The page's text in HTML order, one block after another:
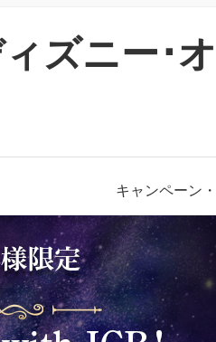
ズニー･
キャンペーン